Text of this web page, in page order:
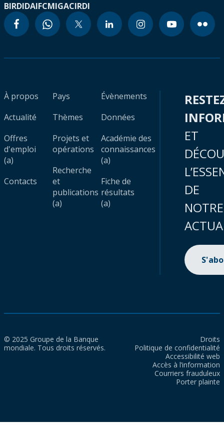
BIRDIDAIFCMIGACIRDI
À propos
Actualité
Offres
d'emploi
(a)
Contacts
Pays
Thèmes
Projets et
opérations
Recherche
et
publications
(a)
Évènements
Données
Académie des
connaissances
(a)
Fiche de
résultats
(a)
ET
DE
NOTRE
© 2025 Groupe de la Banque
mondiale. Tous droits réservés.
Droits
Politique de confidentialité
Accessibilité web
Accès à l’information
Courriers frauduleux
Porter plainte